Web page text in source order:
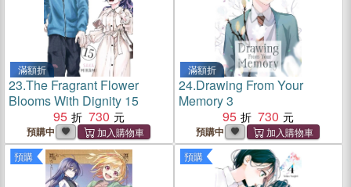
滿額折
23.The Fragrant Flower
Blooms With Dignity 15
95
730
預購中
滿額折
24.Drawing From Your
Memory 3
95
730
預購中
預購 預購